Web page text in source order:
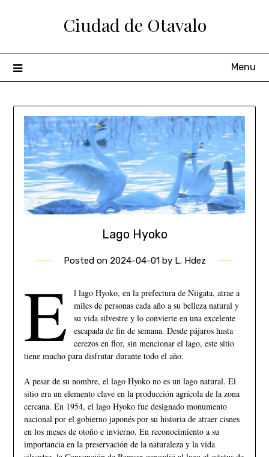
Ciudad de Otavalo
Menu
Lago Hyoko
Posted on 2024-04-01by L. Hdez
E
l lago Hyoko, en la prefectura de Niigata, atrae a
miles de personas cada año a su belleza natural y
su vida silvestre y lo convierte en una excelente
escapada de fin de semana. Desde pájaros hasta
cerezos en flor, sin mencionar el lago, este sitio
tiene mucho para disfrutar durante todo el año.
A pesar de su nombre, el lago Hyoko no es un lago natural. El
sitio era un elemento clave en la producción agrícola de la zona
cercana. En 1954, el lago Hyoko fue designado monumento
nacional por el gobierno japonés por su historia de atraer cisnes
en los meses de otoño e invierno. En reconocimiento a su
importancia en la preservación de la naturaleza y la vida